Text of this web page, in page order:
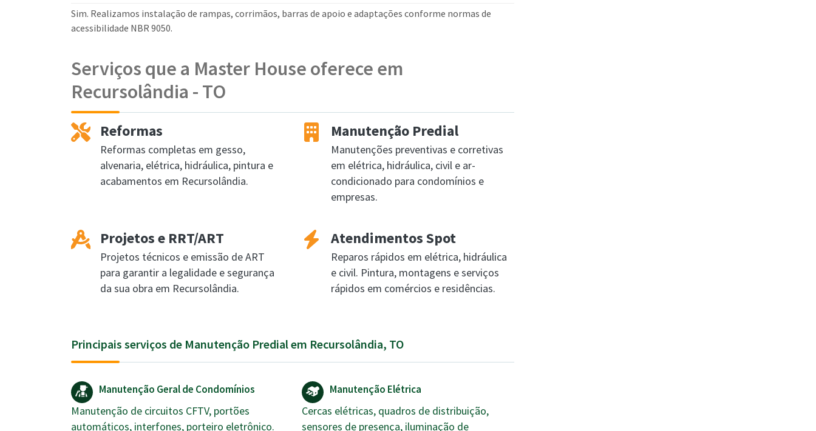
Sim. Realizamos instalação de rampas, corrimãos, barras de apoio e adaptações conforme normas de
acessibilidade NBR 9050.
Serviços que a Master House oferece em
Recursolândia - TO
Reformas
Reformas completas em gesso,
alvenaria, elétrica, hidráulica, pintura e
acabamentos em Recursolândia.
Manutenção Predial
Manutenções preventivas e corretivas
em elétrica, hidráulica, civil e ar-
condicionado para condomínios e
empresas.
Projetos e RRT/ART
Projetos técnicos e emissão de ART
para garantir a legalidade e segurança
da sua obra em Recursolândia.
Atendimentos Spot
Reparos rápidos em elétrica, hidráulica
e civil. Pintura, montagens e serviços
rápidos em comércios e residências.
Principais serviços de Manutenção Predial em Recursolândia, TO
Manutenção Geral de Condomínios
Manutenção de circuitos CFTV, portões
automáticos, interfones, porteiro eletrônico.
Manutenção Elétrica
Cercas elétricas, quadros de distribuição,
sensores de presença, iluminação de